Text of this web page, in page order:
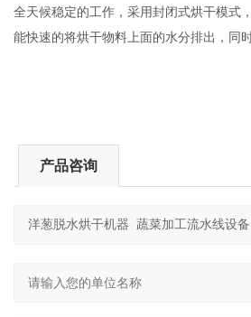
全天候稳定的工作，采用封闭式烘干模式
能快速的将烘干物料上面的水分排出，同
产品咨询